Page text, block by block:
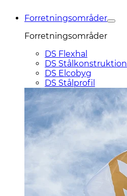
Forretningsområder
Forretningsområder
DS Flexhal
DS Stålkonstruktion
DS Elcobyg
DS Stålprofil